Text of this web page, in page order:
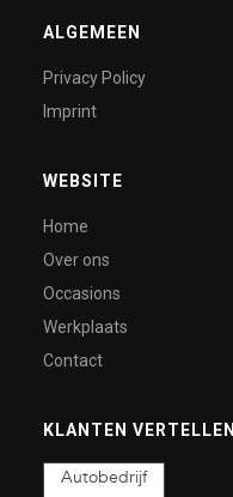
ALGEMEEN
Privacy Policy
Imprint
WEBSITE
Home
Over ons
Occasions
Werkplaats
Contact
KLANTEN VERTELLEN
Autobedrijf